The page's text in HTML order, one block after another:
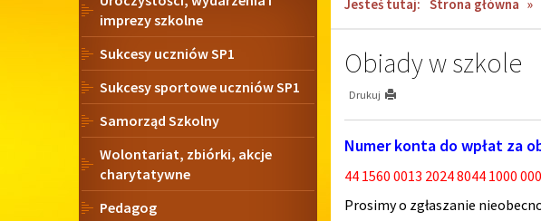
Jesteś tutaj: Strona główna »
Obiady w szkole
Drukuj
Numer konta do wpłat za
44 1560 0013 2024 8044 1000
Prosimy o zgłaszanie
imprezy szkolne
Sukcesy uczniów SP1
Sukcesy sportowe uczniów SP1
Samorząd Szkolny
Wolontariat, zbiórki, akcje
charytatywne
Pedagog